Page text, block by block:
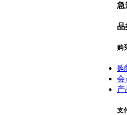
急
品
购
购
会
产
支